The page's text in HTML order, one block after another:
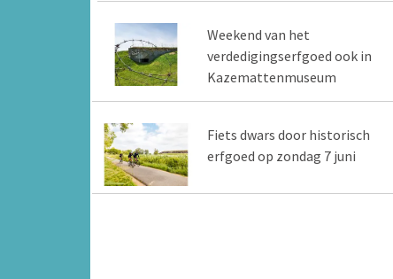
Weekend van het
verdedigingserfgoed ook in
Kazemattenmuseum
Fiets dwars door historisch
erfgoed op zondag 7 juni